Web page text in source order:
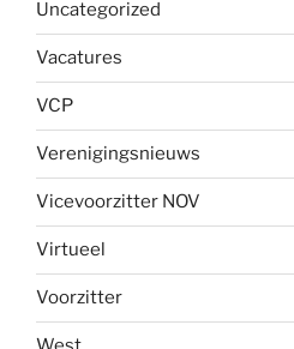
Uncategorized
Vacatures
VCP
Verenigingsnieuws
Vicevoorzitter NOV
Virtueel
Voorzitter